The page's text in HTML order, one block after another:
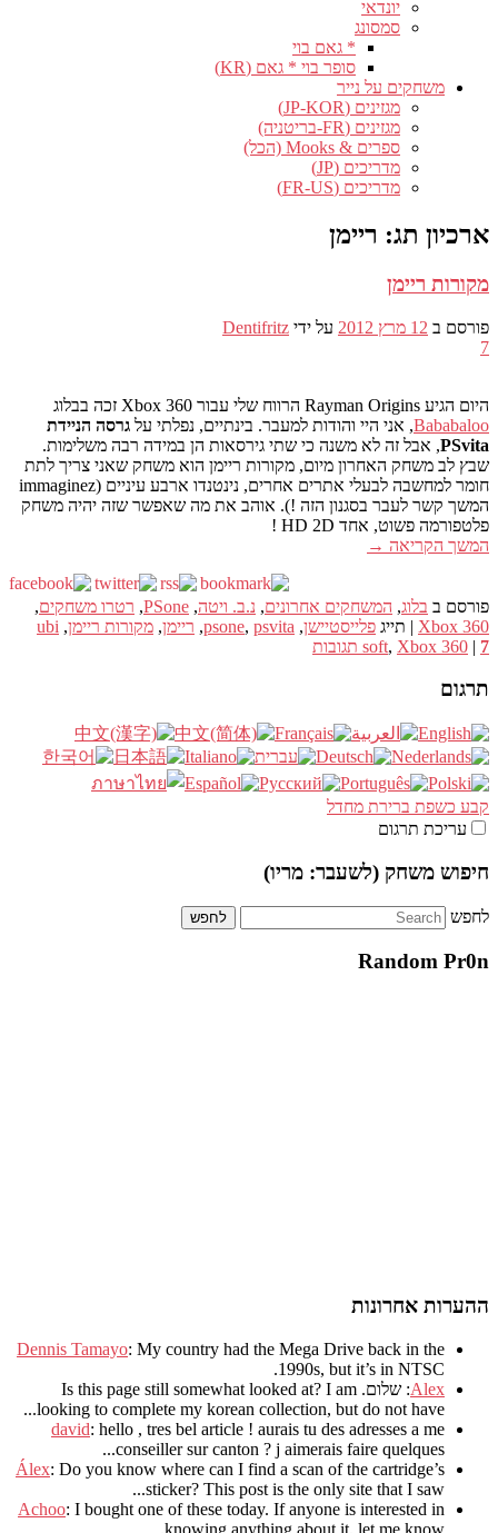
יונדאי
סמסונג
* גאם בוי
סופר בוי * גאם (KR)
משחקים על נייר
מגזינים (JP-KOR)
מגזינים (FR-בריטניה)
ספרים & Mooks (הכל)
מדריכים (JP)
מדריכים (FR-US)
ארכיון תג: ריימן
מקורות ריימן
פורסם ב 12 מרץ 2012 על ידי Dentifritz
7
היום הגיע Rayman Origins הרווח שלי עבור Xbox 360 זכה בבלוג
Bababaloo, אני היי והודות למעבר. בינתיים, נפלתי על גרסה הניידת
PSvita, אבל זה לא משנה כי שתי גירסאות הן במידה רבה משלימות.
שבץ לב משחק האחרון מיום, מקורות ריימן הוא משחק שאני צריך לתת
חומר למחשבה לבעלי אתרים אחרים, נינטנדו ארבע עיניים (immaginez
המשך קשר לעבר בסגנון הזה !). אוהב את מה שאפשר שזה יהיה משחק
פלטפורמה פשוט, אחד HD 2D !
המשך הקריאה →
פורסם ב בלוג, המשחקים אחרונים, נ.ב. ויטה,
PSone
, רטרו משחקים,
Xbox 360
| תייג פלייסטיישן,
psone, psvita
, ריימן, מקורות ריימן,
ubi
soft, Xbox 360 | 7 תגובות
תרגום
קבע כשפת ברירת מחדל
עריכת תרגום
חיפוש משחק (לשעבר: מריו)
לחפש
Random Pr0n
ההערות אחרונות
Dennis Tamayo: My country had the Mega Drive back in the
1990s, but it’s in NTSC
.
Alex: שלום. Is this page still somewhat looked at? I am
looking to complete my korean collection, but do not have..
.
david: hello , tres bel article ! aurais tu des adresses a me
conseiller sur canton ? j aimerais faire quelques..
.
Álex: Do you know where can I find a scan of the cartridge’s
sticker? This post is the only site that I saw...
Achoo: I bought one of these today. If anyone is interested in
knowing anything about it, let me know.